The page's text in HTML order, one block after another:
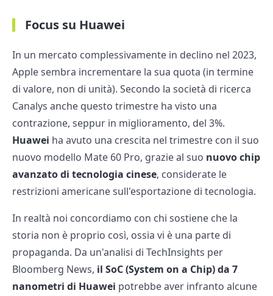
Focus su Huawei
In un mercato complessivamente in declino nel 2023,
Apple sembra incrementare la sua quota (in termine
di valore, non di unità). Secondo la società di ricerca
Canalys anche questo trimestre ha visto una
contrazione, seppur in miglioramento, del 3%.
Huawei ha avuto una crescita nel trimestre con il suo
nuovo modello Mate 60 Pro, grazie al suo nuovo chip
avanzato di tecnologia cinese, considerate le
restrizioni americane sull'esportazione di tecnologia.
In realtà noi concordiamo con chi sostiene che la
storia non è proprio così, ossia vi è una parte di
propaganda. Da un'analisi di TechInsights per
Bloomberg News, il SoC (System on a Chip) da 7
nanometri di Huawei potrebbe aver infranto alcune